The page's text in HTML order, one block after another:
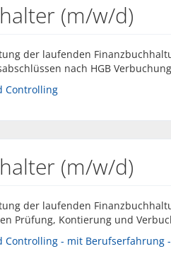
(m/w/d)
der laufenden
nach HGB
Controlling
(m/w/d)
der laufenden
Prüfung, Kontierung und
Controlling - mit Berufserfahrung